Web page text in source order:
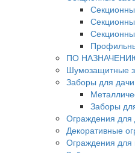
ПО
Шумозащитные
Заборы для дачи
Заборы
Ограждения для
Декоративные
Ограждения для